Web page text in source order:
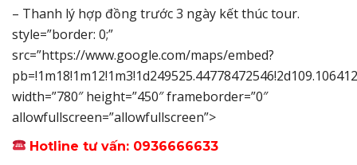
– Thanh lý hợp đồng trước 3 ngày kết thúc tour.
style=”border: 0;”
src=”https://www.google.com/maps/embed?
width=”780″ height=”450″ frameborder=”0″
allowfullscreen=”allowfullscreen”>
Hotline tư vấn: 0936666633